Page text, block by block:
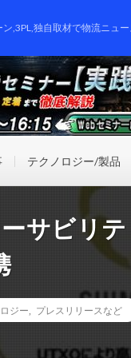
,3PL,独自取材で物流ニュ
テクノロジー/製品
サビリ
ジー プレスリリースなど